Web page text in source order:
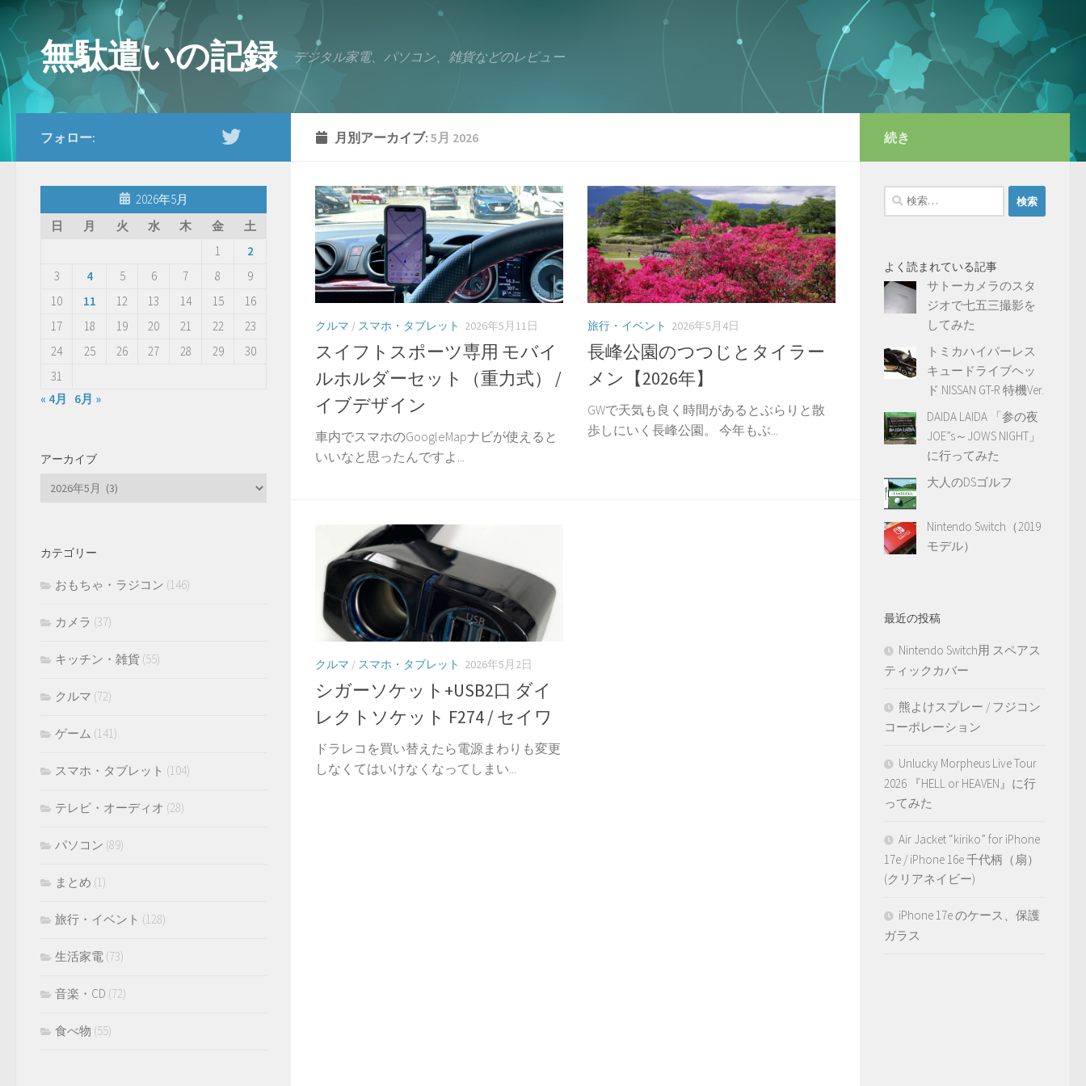
コンテンツへスキップ
無駄遣いの記録 デジタル家電、パソコン、雑貨などのレビュー
月別アーカイブ: 5月 2026
クルマ / スマホ・タブレット 2026年5月11日
スイフトスポーツ専用 モバイ
ルホルダーセット（重力式） /
イブデザイン
車内でスマホのGoogleMapナビが使えると
いいなと思ったんですよ...
旅行・イベント 2026年5月4日
長峰公園のつつじとタイラー
メン【2026年】
GWで天気も良く時間があるとぶらりと散
歩しにいく長峰公園。 今年もぶ...
クルマ / スマホ・タブレット 2026年5月2日
シガーソケット+USB2口 ダイ
レクトソケット F274 / セイワ
ドラレコを買い替えたら電源まわりも変更
しなくてはいけなくなってしまい...
フォロー:
2026年5月
日
月 火 水 木 金
土
1
2
3
4 5 6 7 8
9
10
11 12 13 14 15
16
17
18 19 20 21 22
23
24
25 26 27 28 29
30
31
« 4月
6月 »
アーカイブ
ア
ブ
カテゴリー
おもちゃ・ラジコン (146)
カメラ (37)
キッチン・雑貨 (55)
クルマ (72)
ゲーム (141)
スマホ・タブレット (104)
テレビ・オーディオ (28)
パソコン (89)
まとめ (1)
旅行・イベント (128)
生活家電 (73)
音楽・CD (72)
食べ物 (55)
続き
検
索:
よく読まれている記事
サトーカメラのスタ
ジオで七五三撮影を
してみた
トミカハイパーレス
キュードライブヘッ
ド NISSAN GT-R 特機Ver.
DAIDA LAIDA 「参の夜
JOE”s～JOWS NIGHT」
に行ってみた
大人のDSゴルフ
Nintendo Switch（2019
モデル）
最近の投稿
Nintendo Switch用 スペアス
ティックカバー
熊よけスプレー / フジコン
コーポレーション
Unlucky Morpheus Live Tour
2026 『HELL or HEAVEN』に行
ってみた
Air Jacket “kiriko” for iPhone
17e / iPhone 16e 千代柄（扇）
(クリアネイビー)
iPhone 17e のケース、保護
ガラス